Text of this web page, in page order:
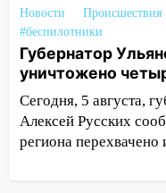
09:39
В
наркодилеров,
09:25 Вынесли
избившим
08:27
один из шести
в России
Новости Происшествия
#беспилотники
Губернатор
уничтожено
Сегодня, 5 августа,
Алексей Русских
региона